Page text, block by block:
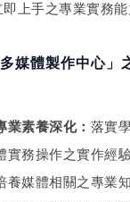
即上手之專業實務能
媒體製作中心」
業素養深化： 落實
實務操作之實作經
養媒體相關之專業